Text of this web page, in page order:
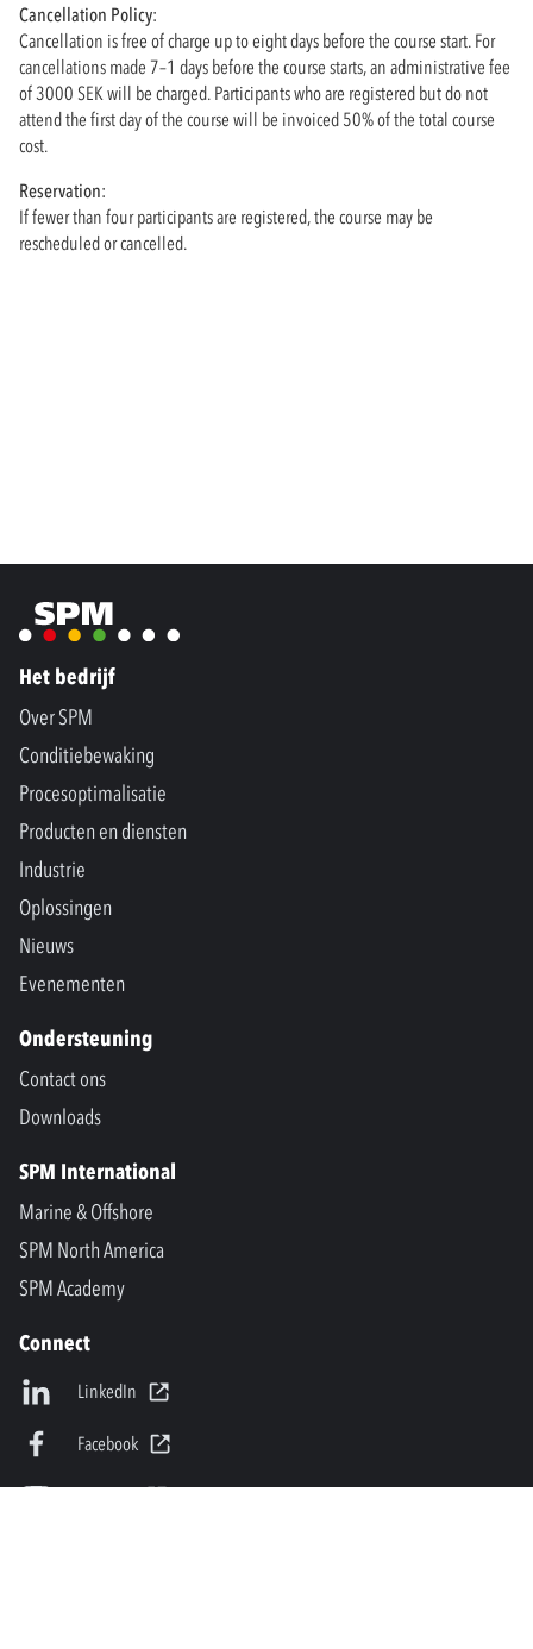
Cancellation Policy:
Cancellation is free of charge up to eight days before the course start. For
cancellations made 7–1 days before the course starts, an administrative fee
of 3000 SEK will be charged. Participants who are registered but do not
attend the first day of the course will be invoiced 50% of the total course
cost.
Reservation:
If fewer than four participants are registered, the course may be
rescheduled or cancelled.
Het bedrijf
Over SPM
Conditiebewaking
Procesoptimalisatie
Producten en diensten
Industrie
Oplossingen
Nieuws
Evenementen
Ondersteuning
Contact ons
Downloads
SPM International
Marine & Offshore
SPM North America
SPM Academy
Connect
LinkedIn
Facebook